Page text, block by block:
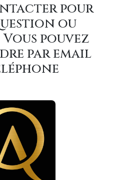
pour
ou
pouvez
par email